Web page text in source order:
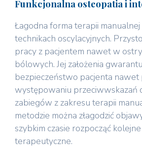
Funkcjonalna osteopatia i
Łagodna forma terapii manualnej
technikach oscylacyjnych.
pracy z pacjentem nawet w
bólowych. Jej założenia
bezpieczeństwo pacjenta nawet
występowaniu przeciwwskazań
zabiegów z zakresu terapii
metodzie można złagodzić
szybkim czasie rozpocząć kolejne
terapeutyczne.